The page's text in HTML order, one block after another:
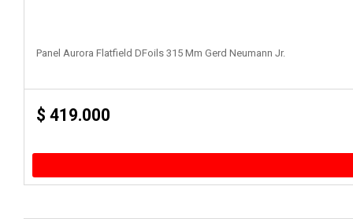
Panel Aurora Flatfield DFoils 315 Mm Gerd Neumann Jr.
$ 419.000